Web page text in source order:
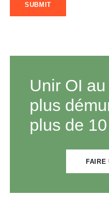
Unir OI
plus
plus de
FAIRE